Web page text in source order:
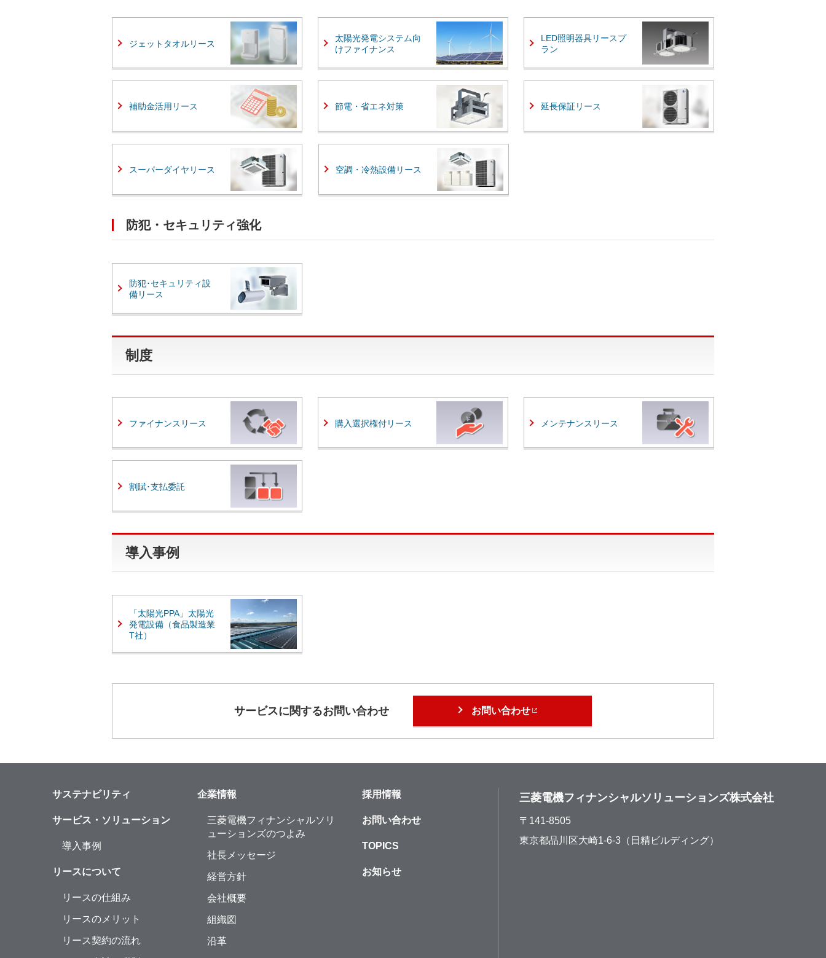
ジェットタオルリース
太陽光発電システム向
けファイナンス
LED照明器具リースプ
ラン
補助金活用リース 節電・省エネ対策 延長保証リース
スーパーダイヤリース 空調・冷熱設備リース
防犯・セキュリティ強化
防犯･セキュリティ設
備リース
制度
ファイナンスリース 購入選択権付リース メンテナンスリース
割賦･支払委託
導入事例
「太陽光PPA」太陽光
発電設備（食品製造業
T社）
サービスに関するお問い合わせ お問い合わせ
サステナビリティ
サービス・ソリューション
導入事例
リースについて
リースの仕組み
リースのメリット
リース契約の流れ
企業情報
三菱電機フィナンシャルソリ
ューションズのつよみ
社長メッセージ
経営方針
会社概要
組織図
沿革
採用情報
お問い合わせ
TOPICS
お知らせ
三菱電機フィナンシャルソリューションズ株式会社
〒141-8505
東京都品川区大崎1-6-3（日精ビルディング）